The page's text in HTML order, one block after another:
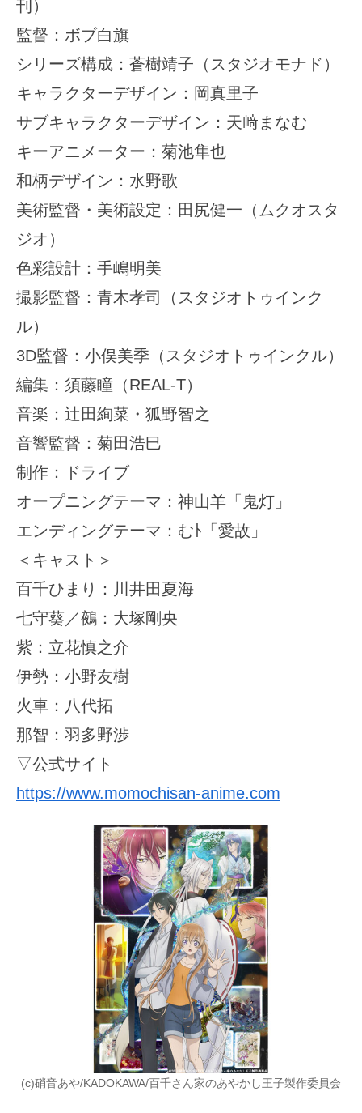
刊）
監督：ボブ白旗
シリーズ構成：蒼樹靖子（スタジオモナド）
キャラクターデザイン：岡真里子
サブキャラクターデザイン：天﨑まなむ
キーアニメーター：菊池隼也
和柄デザイン：水野歌
美術監督・美術設定：田尻健一（ムクオスタ
ジオ）
色彩設計：手嶋明美
撮影監督：青木孝司（スタジオトゥインク
ル）
3D監督：小俣美季（スタジオトゥインクル）
編集：須藤瞳（REAL-T）
音楽：辻田絢菜・狐野智之
音響監督：菊田浩巳
制作：ドライブ
オープニングテーマ：神山羊「鬼灯」
エンディングテーマ：むﾄ「愛故」
＜キャスト＞
百千ひまり：川井田夏海
七守葵／鵺：大塚剛央
紫：立花慎之介
伊勢：小野友樹
火車：八代拓
那智：羽多野渉
▽公式サイト
https://www.momochisan-anime.com
(c)硝音あや/KADOKAWA/百千さん家のあやかし王子製作委員会